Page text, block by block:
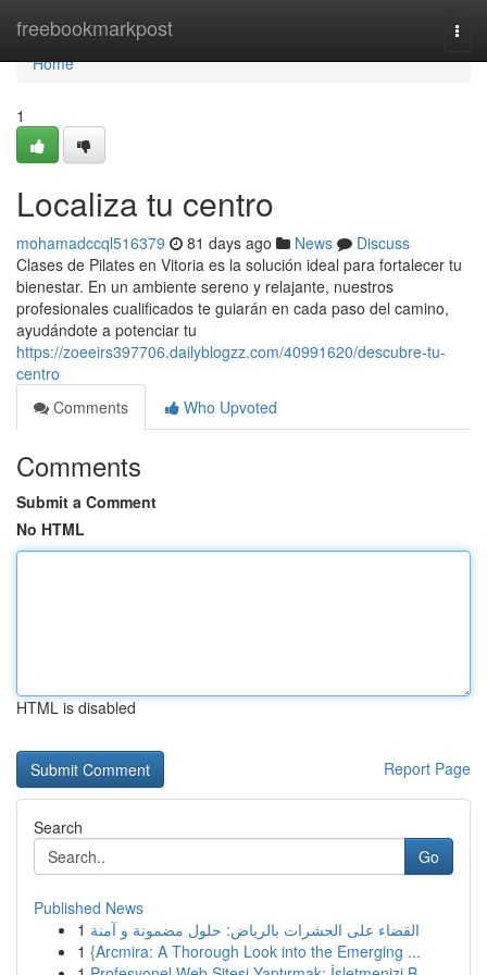
freebookmarkpost
Home
Home
1
Localiza tu centro
mohamadccql516379 81 days ago News
Discuss
Clases de Pilates en Vitoria es la solución ideal para fortalecer tu
bienestar. En un ambiente sereno y relajante, nuestros
profesionales cualificados te guiarán en cada paso del camino,
ayudándote a potenciar tu
https://zoeeirs397706.dailyblogzz.com/40991620/descubre-tu-
centro
Comments
Who Upvoted
Comments
Submit a Comment
No HTML
HTML is disabled
Report Page
Search
Go
Published News
1 القضاء على الحشرات بالرياض: حلول مضمونة و آمنة
1 {Arcmira: A Thorough Look into the Emerging ...